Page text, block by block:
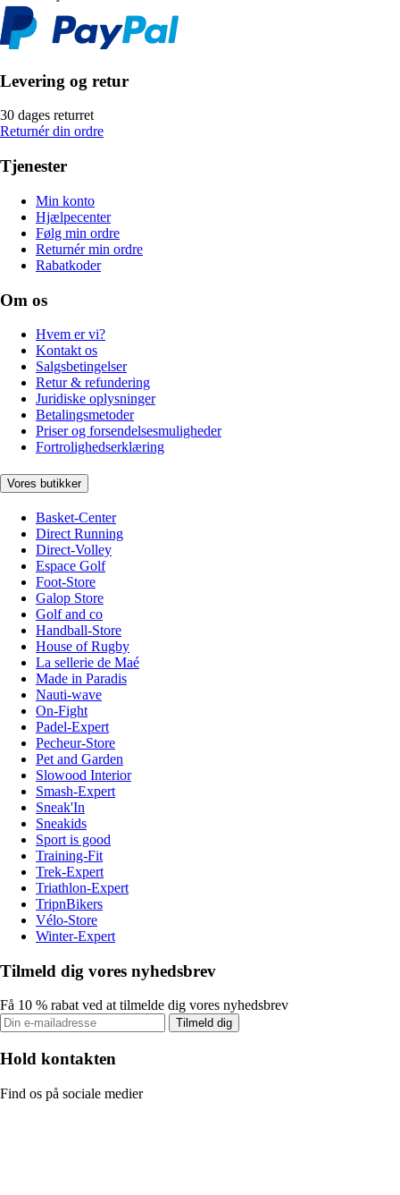
Levering og retur
30 dages returret
Returnér din ordre
Tjenester
Min konto
Hjælpecenter
Følg min ordre
Returnér min ordre
Rabatkoder
Om os
Hvem er vi?
Kontakt os
Salgsbetingelser
Retur & refundering
Juridiske oplysninger
Betalingsmetoder
Priser og forsendelsesmuligheder
Fortrolighedserklæring
Vores butikker
Basket-Center
Direct Running
Direct-Volley
Espace Golf
Foot-Store
Galop Store
Golf and co
Handball-Store
House of Rugby
La sellerie de Maé
Made in Paradis
Nauti-wave
On-Fight
Padel-Expert
Pecheur-Store
Pet and Garden
Slowood Interior
Smash-Expert
Sneak'In
Sneakids
Sport is good
Training-Fit
Trek-Expert
Triathlon-Expert
TripnBikers
Vélo-Store
Winter-Expert
Tilmeld dig vores nyhedsbrev
Få 10 % rabat ved at tilmelde dig vores nyhedsbrev
Tilmeld dig
Hold kontakten
Find os på sociale medier